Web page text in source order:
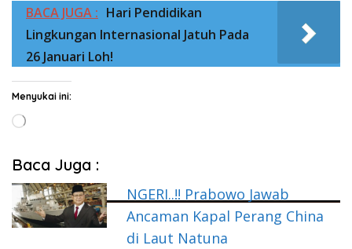
BACA JUGA : Hari Pendidikan
Lingkungan Internasional Jatuh Pada
26 Januari Loh!
Menyukai ini:
Memuat...
Baca Juga :
NGERI..!! Prabowo Jawab
Ancaman Kapal Perang China
di Laut Natuna